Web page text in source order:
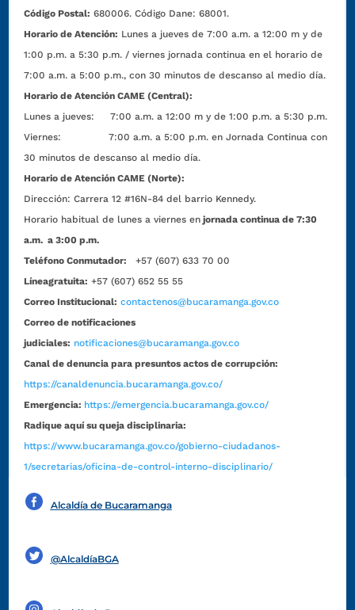
Código Postal: 680006. Código Dane: 68001.
Horario de Atención: Lunes a jueves de 7:00 a.m. a 12:00 m y de
1:00 p.m. a 5:30 p.m. / viernes jornada continua en el horario de
7:00 a.m. a 5:00 p.m., con 30 minutos de descanso al medio día.
Horario de Atención CAME (Central):
Lunes a jueves: 7:00 a.m. a 12:00 m y de 1:00 p.m. a 5:30 p.m.
Viernes: 7:00 a.m. a 5:00 p.m. en Jornada Continua con
30 minutos de descanso al medio día.
Horario de Atención CAME (Norte):
Dirección:Carrera 12 #16N-84 del barrio Kennedy.
Horario habitual de lunes a viernes en jornada continua de 7:30
a.m. a 3:00 p.m.
Teléfono Conmutador:
+57 (607) 633 70 00
Líneagratuita: +57 (607) 652 55 55
Correo Institucional: contactenos@bucaramanga.gov.co
Correo de notificaciones
judiciales: notificaciones@bucaramanga.gov.co
Canal de denuncia para presuntos actos de corrupción:
https://canaldenuncia.bucaramanga.gov.co/
Emergencia: https://emergencia.bucaramanga.gov.co/
Radique aquí su queja disciplinaria:
https://www.bucaramanga.gov.co/gobierno-ciudadanos-
1/secretarias/oficina-de-control-interno-disciplinario/
Alcaldía de Bucaramanga
@AlcaldíaBGA